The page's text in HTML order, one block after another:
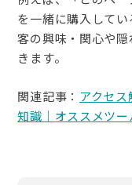
を一緒に購入して
客の興味・関心や
きます。
関連記事： アクセ
知識｜オススメツー